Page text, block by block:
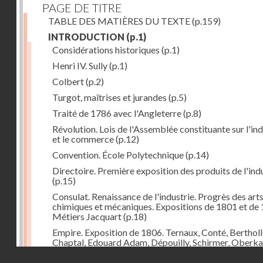
PAGE DE TITRE
TABLE DES MATIÈRES DU TEXTE(p.159)
INTRODUCTION (p.1)
Considérations historiques (p.1)
Henri IV. Sully(p.1)
Colbert(p.2)
Turgot, maîtrises et jurandes (p.5)
Traité de 1786 avec l'Angleterre(p.8)
Révolution. Lois de l'Assemblée constituante sur
et le commerce(p.12)
Convention. École Polytechnique(p.14)
Directoire. Première exposition des produits de
(p.15)
Consulat. Renaissance de l'industrie. Progrès des arts
chimiques et mécaniques. Expositions de 1801 et de
Métiers Jacquart(p.18)
Empire. Exposition de 1806. Ternaux, Conté,
Chaptal, Edouard Adam, Dépouilly, Schirmer,